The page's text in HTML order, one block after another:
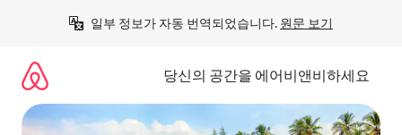
일부 정보가 자동 번역되었습니다. 원문 보기
당신의 공간을 에어비앤비하세요